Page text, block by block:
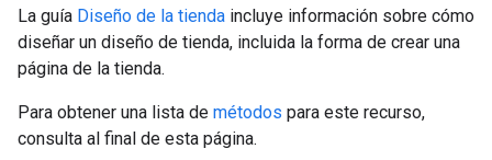
La guía Diseño de la tienda incluye información sobre cómo
diseñar un diseño de tienda, incluida la forma de crear una
página de la tienda.
Para obtener una lista de métodos para este recurso,
consulta al final de esta página.